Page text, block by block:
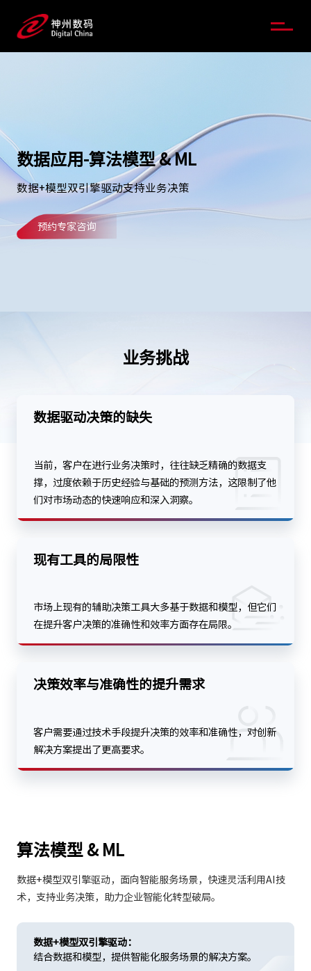
数据应用-算法模型 & ML
数据+模型双引擎驱动支持业务决策
预约专家咨询
业务挑战
数据驱动决策的缺失
当前，客户在进行业务决策时，往往缺乏精确的数据支
撑，过度依赖于历史经验与基础的预测方法，这限制了他
们对市场动态的快速响应和深入洞察。
现有工具的局限性
市场上现有的辅助决策工具大多基于数据和模型，但它们
在提升客户决策的准确性和效率方面存在局限。
决策效率与准确性的提升需求
客户需要通过技术手段提升决策的效率和准确性，对创新
解决方案提出了更高要求。
算法模型 & ML
数据+模型双引擎驱动，面向智能服务场景，快速灵活利用AI技
术，支持业务决策，助力企业智能化转型破局。
数据+模型双引擎驱动：
结合数据和模型，提供智能化服务场景的解决方案。